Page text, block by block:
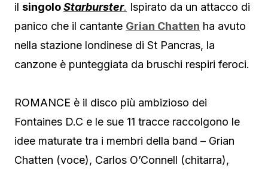
il singoloStarburster. Ispirato da un attacco di
panico che il cantante Grian Chatten ha avuto
nella stazione londinese di St Pancras, la
canzone è punteggiata da bruschi respiri feroci.
ROMANCE è il disco più ambizioso dei
Fontaines D.C e le sue 11 tracce raccolgono le
idee maturate tra i membri della band – Grian
Chatten (voce), Carlos O’Connell (chitarra),